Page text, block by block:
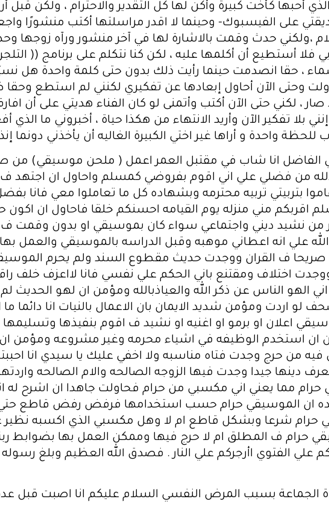
أحبها كأخت كبيرة وأكن لها كل التقدير والاحترام ، ولكن قبل
على الفيسبوك- وحينما لا اقدر مراسلتها أكتب منشورًا
،ولكني حدث وقمت بالاشارة لها في آخر منشور ورآه
أستطيع أن أكلمها عليه ، لكن كنا نتكلم على برنامج ((
، حقا انصدمت حينما رأيت ذلك بدون حتى كلمة واحدة هل
وحتى الآن أحاول إبعادها عن تفكيري لكنني لم استطع وحقا
، لكني حتى الآن أكتب وأتمنى لو كان الفناء هديتي على أن
بلا تفكير الآن وأريد الانتهاء من هكذا حياة ، أخبروني ما
واحدة و أراها غير اختي الكبيرة الغاليه أن يأخذني دونما
الفاضل انا شاب في مقتبل العمر اعمل ( ملحن موسيقي)
من فضلي علي اني اقوم بفروضي كمسلم واحاول ان اجتهد
بتربيتي تربيه محترمه وبشهاده كل ما تعاملوا معي فانا
اقربكم مني منزله يوم القيامه احسنكم خلقا فاحاول ان اكون
من نشيد ديني واجتماعي سواء كان بموسيقي او بدون
الله علي انه اعطاني موهبه وقبل الدراسه بالموسيقي والعمل
ف القران ووجدت حديث مقطوع السند ولم يحرم
ووجدت اختلاف ومقتنع باني الحكم علي نفسي فانا لااعزف
الهو الناس عن ذكر الله والعياذبالله ومؤمن ان لهو الحديث
لو اردت ومؤمن شديد الايمان بان الاعمال بالنيات انا
اعلان او برمو او اغنيه او نشيد ف اقوم بنفيذها
استخدم الوظيفه في اشياء محرمه وغير مشروعه ومؤمن
فيه من حرج وجدت فتاه مناسبه ولا اخفي عليك يا سيدي انا
دينها جيدا وجدت فيها الزوجه الصالحه والام الصالحه
مما يعني اني مكسبي من حرام فحاولت جاهدا ان اشرح له
ان الموسيقي حرام حسب استخدامها فرفض رفض قاطع
حرام شرعا وبشكل قاطع ام لا وهل مكسبي الذي اكسبه نظير
حرام ف المطلق ام لا حرج فيها وممكن العمل بها بضوابط
علي الفتوي اأرجركم علي النار . فصدق الله العظيم وبلغ
الجماعة بسبب المرض النفسي السلام عليكم انا اصبت